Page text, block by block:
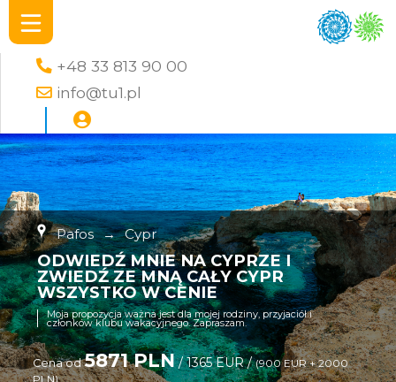
+48 33 813 90 00
info@tu1.pl
Pafos → Cypr
ODWIEDŹ MNIE NA CYPRZE I
ZWIEDŹ ZE MNĄ CAŁY CYPR
WSZYSTKO W CENIE
Moja propozycja ważna jest dla mojej rodziny, przyjaciół i
członków klubu wakacyjnego. Zapraszam.
Cena od 5871 PLN/ 1365 EUR /(900 EUR + 2000
PLN)